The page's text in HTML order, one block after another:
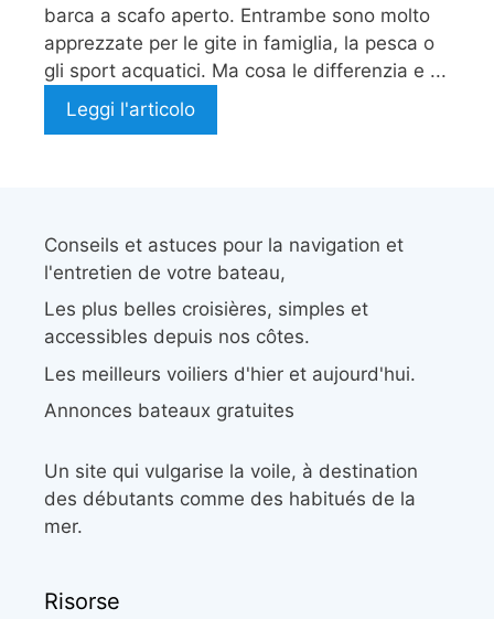
barca a scafo aperto. Entrambe sono molto
apprezzate per le gite in famiglia, la pesca o
gli sport acquatici. Ma cosa le differenzia e ...
Leggi l'articolo
Conseils et astuces pour la navigation et
l'entretien de votre bateau,
Les plus belles croisières, simples et
accessibles depuis nos côtes.
Les meilleurs voiliers d'hier et aujourd'hui.
Annonces bateaux gratuites
Un site qui vulgarise la voile, à destination
des débutants comme des habitués de la
mer.
Risorse